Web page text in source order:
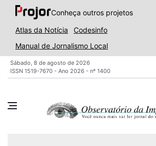
Conheça outros projetos
Atlas da Notícia
Codesinfo
Manual de Jornalismo Local
Sábado, 8 de agosto de 2026
ISSN 1519-7670 - Ano 2026 - nº 1400